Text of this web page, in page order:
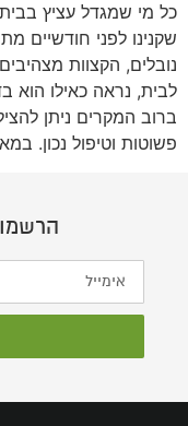
כל מי שמגדל עציץ
שקנינו לפני חודשיים
נובלים, הקצוות
לבית, נראה כאילו הוא
ברוב המקרים ניתן
פשוטות וטיפול נכון.